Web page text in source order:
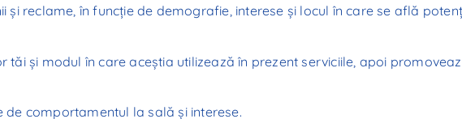
și reclame, în funcție de demografie, interese și locul în care se află
tăi și modul în care aceștia utilizează în prezent serviciile, apoi
de comportamentul la sală și interese.